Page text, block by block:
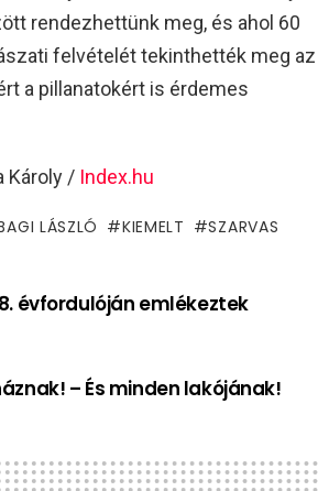
rendezhettünk meg, és ahol 60
felvételét tekinthették meg az
a pillanatokért is érdemes
Károly / Index.hu
LÁSZLÓ KIEMELT SZARVAS
évfordulóján emlékeztek
– És minden lakójának!